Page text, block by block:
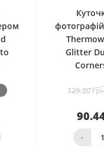
Glitter
129.20 грн
-
Нема в